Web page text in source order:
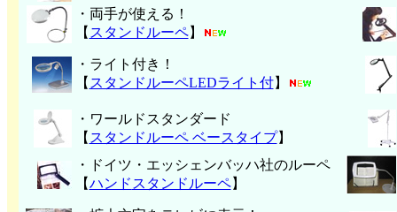
・両手が使える！
【 スタンドルーペ】
・ライト付き！
【 スタンドルーペLEDライト付】
・ワールドスタンダード
【 スタンドルーペ ベースタイプ】
・ドイツ・エッシェンバッハ社のルーペ
【ハンド スタンドルーペ】